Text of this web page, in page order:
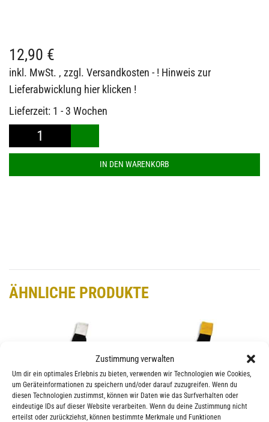
Zustimmung verwalten
Um dir ein optimales Erlebnis zu bieten, verwenden wir Technologien wie Cookies,
um Geräteinformationen zu speichern und/oder darauf zuzugreifen. Wenn du
diesen Technologien zustimmst, können wir Daten wie das Surfverhalten oder
eindeutige IDs auf dieser Website verarbeiten. Wenn du deine Zustimmung nicht
erteilst oder zurückziehst, können bestimmte Merkmale und Funktionen
12,90 €
inkl. MwSt. , zzgl. Versandkosten - ! Hinweis zur
Lieferabwicklung hier klicken !
Lieferzeit: 1 - 3 Wochen
BARBARIAN®
Rugby
IN DEN WARENKORB
ÄHNLICHE PRODUKTE